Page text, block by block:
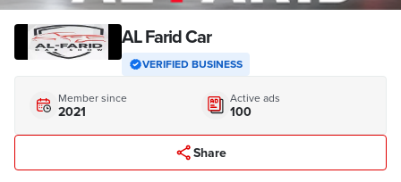
AL Farid Car
VERIFIED BUSINESS
Member since
2021
Active ads
100
Share